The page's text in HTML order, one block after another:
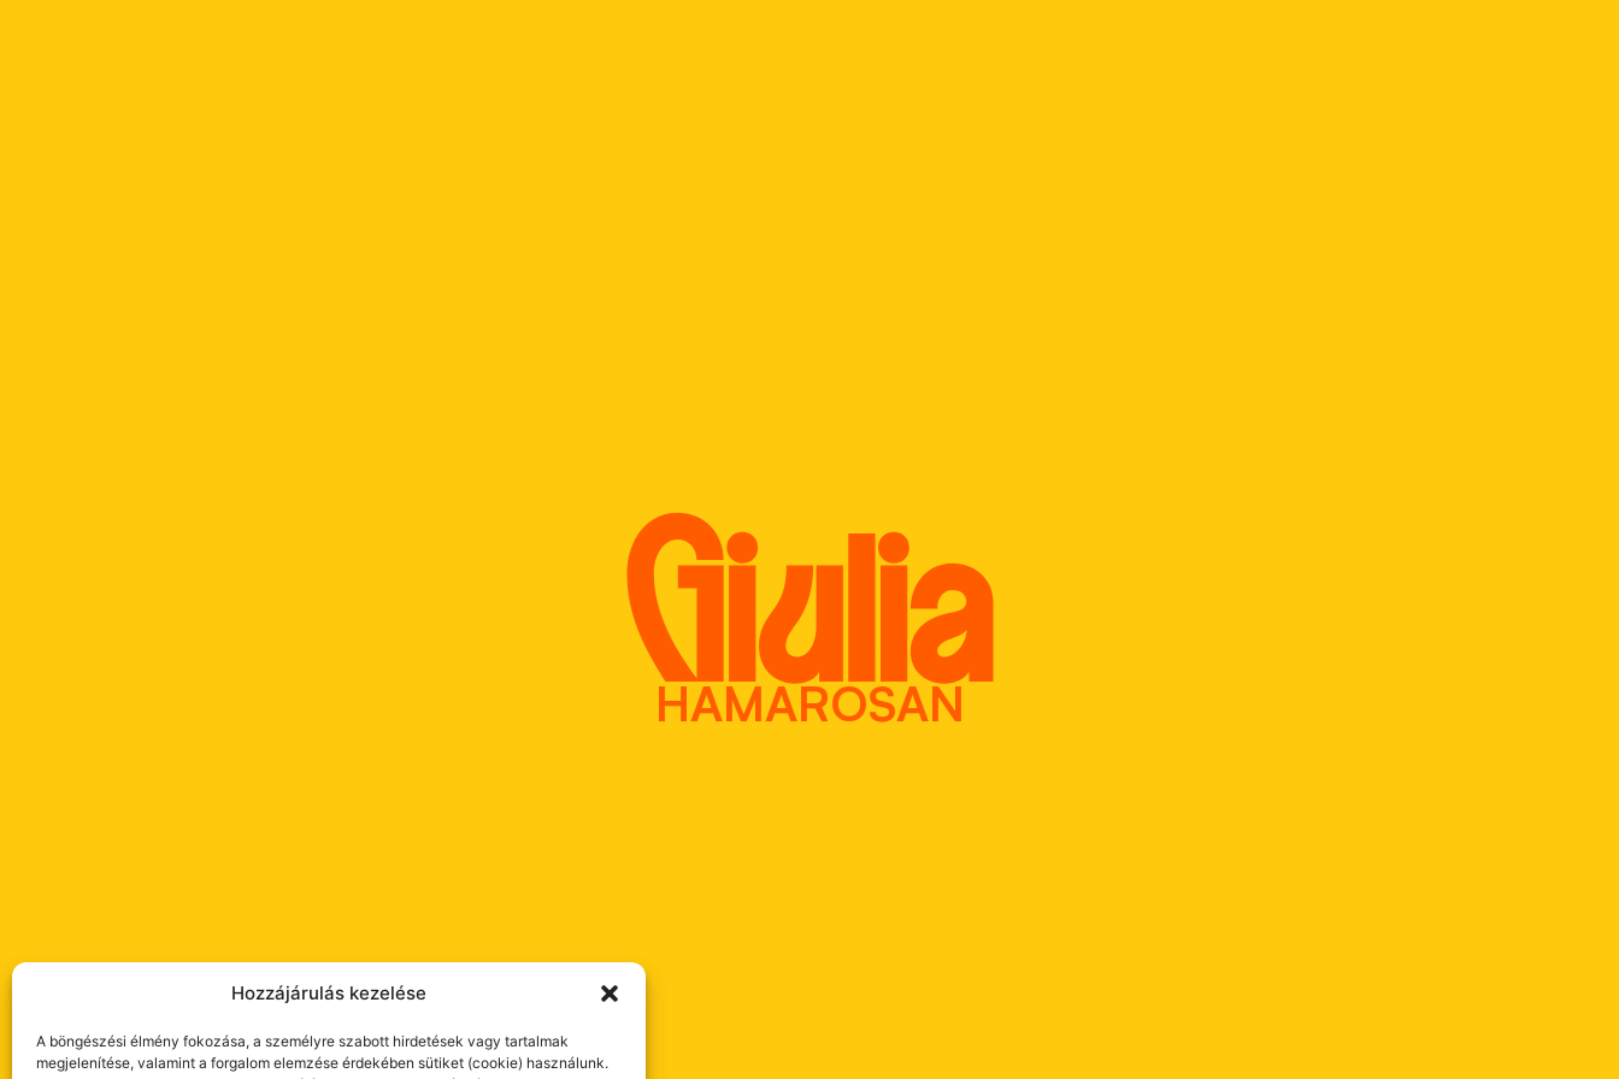
Hozzájárulás kezelése
A böngészési élmény fokozása, a személyre szabott hirdetések vagy tartalmak
megjelenítése, valamint a forgalom elemzése érdekében sütiket (cookie) használunk.
HAMAROSAN